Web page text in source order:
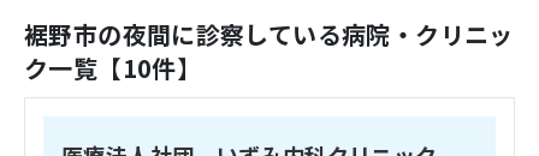
裾野市の夜間に診察している病院・クリニッ
ク一覧【10件】